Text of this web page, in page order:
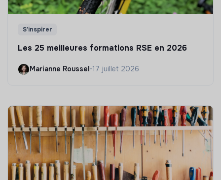
S'inspirer
Les 25 meilleures formations RSE en 2026
Marianne Roussel •17 juillet 2026